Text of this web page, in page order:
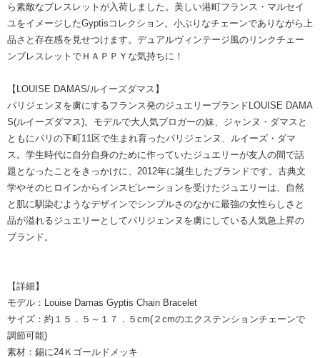
ら素敵なブレスレットが入荷しました。美しい港町フランス・マルセイ
ユをイメージしたGyptisコレクション。小ぶりなチェーンでありながら上
品さと存在感を見せつけます。デュアルヴィンテージ風のリンクチェー
ンブレスレットでＨＡＰＰＹな気持ちに！
【LOUISE DAMAS/ルイーズダマス】
パリジェンヌを虜にするフランス発のジュエリーブランドLOUISE DAMA
S(ルイーズダマス)。モデルで大人気ブロガーの妹、ジャンヌ・ダマスと
ともにパリの下町11区で生まれ育ったパリジェンヌ、ルイーズ・ダマ
ス。学生時代に自分自身のために作っていたジュエリーが友人の間で話
題となったことをきっかけに、2012年に誕生したブランドです。古典文
学やそのヒロインからインスピレーションを受けたジュエリーは、自然
と肌に馴染むようなデザインでシンプルさのなかに最強の女性らしさと
品が溢れるジュエリーとしてパリジェンヌを虜にしている人気急上昇の
ブランド。
【詳細】
モデル：Louise Damas Gyptis Chain Bracelet
サイズ：約１５．５～１７．５cm(２cmのエクステンションチェーンで
調節可能)
素材：錫に24Ｋゴールドメッキ